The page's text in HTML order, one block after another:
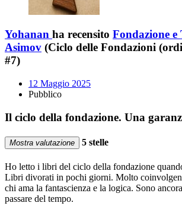
Yohanan ha recensito Fondazione e
Asimov (Ciclo delle Fondazioni
#7)
12 Maggio 2025
Pubblico
Il ciclo della fondazione. Una
Mostra valutazione 5 stelle
Ho letto i libri del ciclo della fondazione
Libri divorati in pochi giorni. Molto
chi ama la fantascienza e la logica. Sono
passare del tempo.